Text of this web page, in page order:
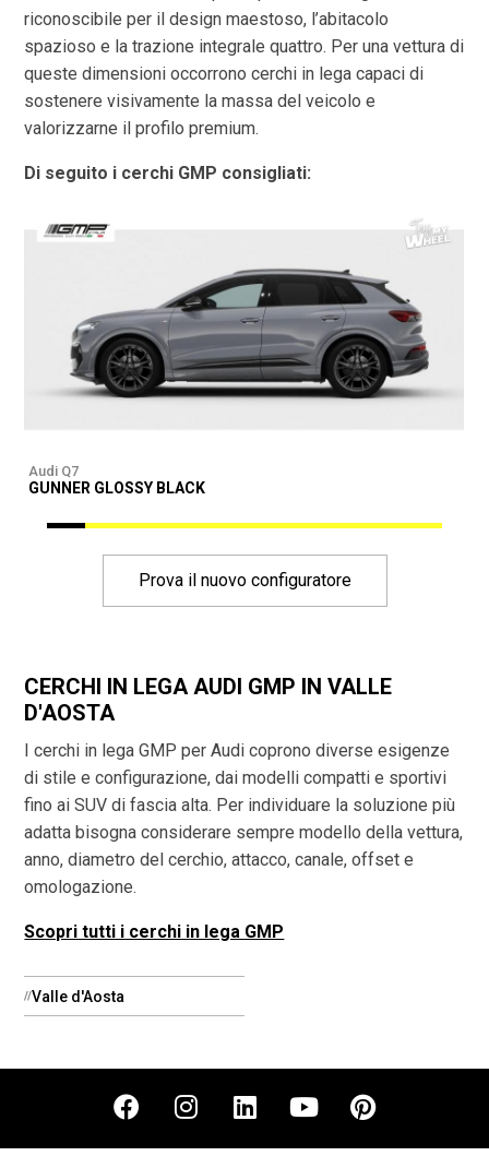
riconoscibile per il design maestoso, l’abitacolo
spazioso e la trazione integrale quattro. Per una vettura di
queste dimensioni occorrono cerchi in lega capaci di
sostenere visivamente la massa del veicolo e
valorizzarne il profilo premium.
Di seguito i cerchi GMP consigliati:
Audi Q7
GUNNER GLOSSY BLACK
Prova il nuovo configuratore
CERCHI IN LEGA AUDI GMP IN VALLE
D'AOSTA
I cerchi in lega GMP per Audi coprono diverse esigenze
di stile e configurazione, dai modelli compatti e sportivi
fino ai SUV di fascia alta. Per individuare la soluzione più
adatta bisogna considerare sempre modello della vettura,
anno, diametro del cerchio, attacco, canale, offset e
omologazione.
Scopri tutti i cerchi in lega GMP
Valle d'Aosta